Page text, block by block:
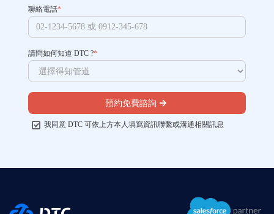
聯絡電話*
請問如何知道 DTC ?*
預約免費諮詢
我同意 DTC 可依上方本人填寫資訊聯繫或溝通相關訊息